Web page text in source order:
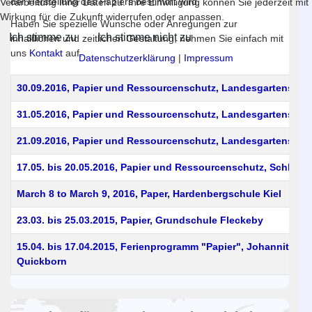
Haben Sie spezielle Wunsche oder Anregungen zur
inhaltlichen und zeitlichen Gestaltung, nehmen Sie einfach mit
uns Kontakt auf.
Titel
30.09.2016, Papier und Ressourcenschutz,
31.05.2016, Papier und Ressourcenschutz,
21.09.2016, Papier und Ressourcenschutz,
17.05. bis 20.05.2016, Papier und Ressourcenschutz,
March 8 to March 9, 2016, Paper, Hardenbergschule Kiel
23.03. bis 25.03.2015, Papier, Grundschule Fleckeby
15.04. bis 17.04.2015, Ferienprogramm "Papier", Johanniter-
Quickborn
Wirkung für die Zukunft widerrufen oder anpassen.
Ich stimme zu Ich stimme nicht zu
Datenschutzerklärung | Impressum